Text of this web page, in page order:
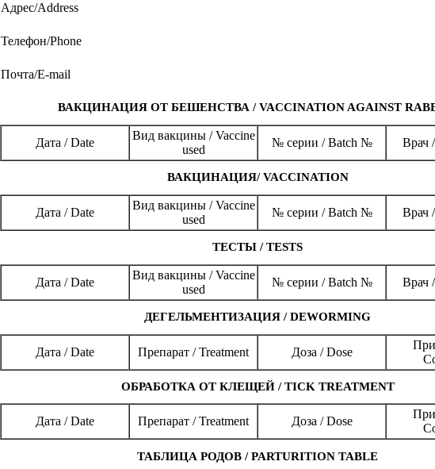
Адрес/Address
Телефон/Phone
Почта/E-mail
ВАКЦИНАЦИЯ ОТ БЕШЕНСТВА / VACCINATION AGAINST
Дата / Date
Вид вакцины / Vaccine
used
№ серии / Batch № Врач
ВАКЦИНАЦИЯ/ VACCINATION
Дата / Date
Вид вакцины / Vaccine
used
№ серии / Batch № Врач
ТЕСТЫ / TESTS
Дата / Date
Вид вакцины / Vaccine
used
№ серии / Batch № Врач
ДЕГЕЛЬМЕНТИЗАЦИЯ / DEWORMING
Дата / Date Препарат / Treatment Доза / Dose
ОБРАБОТКА ОТ КЛЕЩЕЙ / TICK TREATMENT
Дата / Date Препарат / Treatment Доза / Dose
ТАБЛИЦА РОДОВ / PARTURITION TABLE